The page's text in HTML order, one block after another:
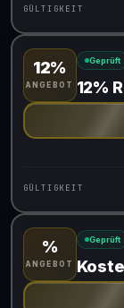
GÜLTIGKEIT
Gültig für
12%
ANGEBOT
Geprüft
12%
GÜLTIGKEIT
Gültig für
%
ANGEBOT
Geprüft